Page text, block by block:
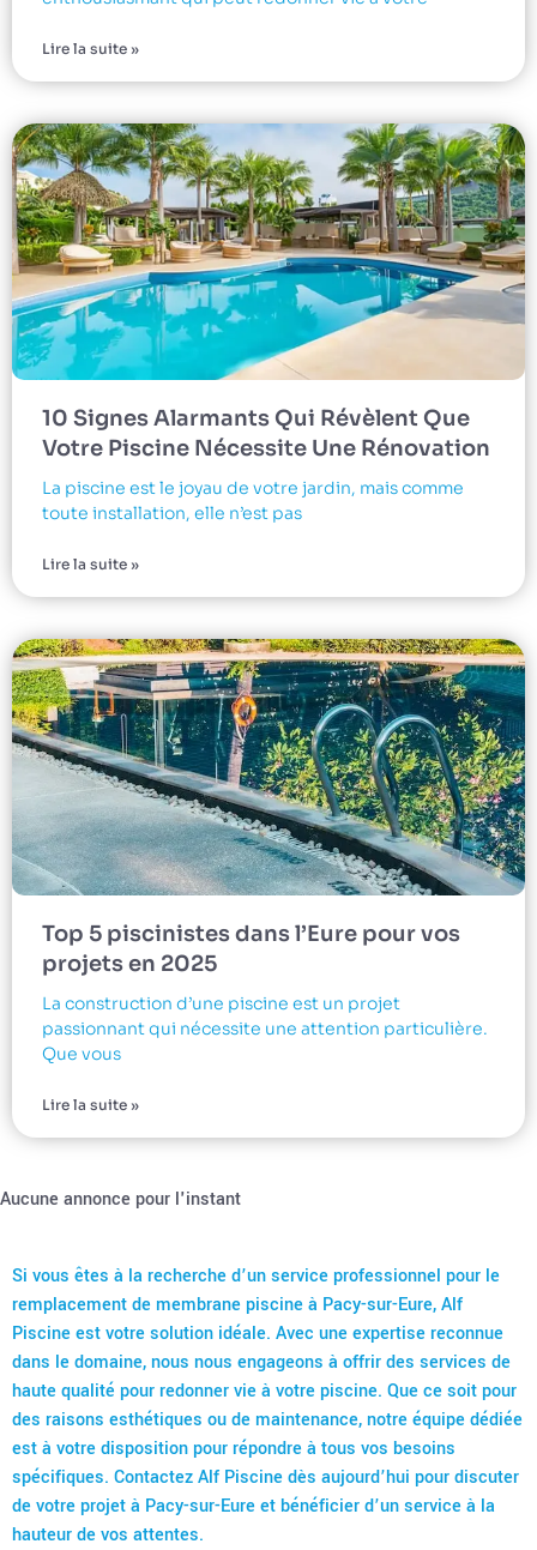
Lire la suite »
10 Signes Alarmants Qui Révèlent Que
Votre Piscine Nécessite Une Rénovation
La piscine est le joyau de votre jardin, mais comme
toute installation, elle n’est pas
Lire la suite »
Top 5 piscinistes dans l’Eure pour vos
projets en 2025
La construction d’une piscine est un projet
passionnant qui nécessite une attention particulière.
Que vous
Lire la suite »
Aucune annonce pour l'instant
Si vous êtes à la recherche d’un service professionnel pour le
remplacement de membrane piscine à Pacy-sur-Eure, Alf
Piscine est votre solution idéale. Avec une expertise reconnue
dans le domaine, nous nous engageons à offrir des services de
haute qualité pour redonner vie à votre piscine. Que ce soit pour
des raisons esthétiques ou de maintenance, notre équipe dédiée
est à votre disposition pour répondre à tous vos besoins
spécifiques. Contactez Alf Piscine dès aujourd’hui pour discuter
de votre projet à Pacy-sur-Eure et bénéficier d’un service à la
hauteur de vos attentes.